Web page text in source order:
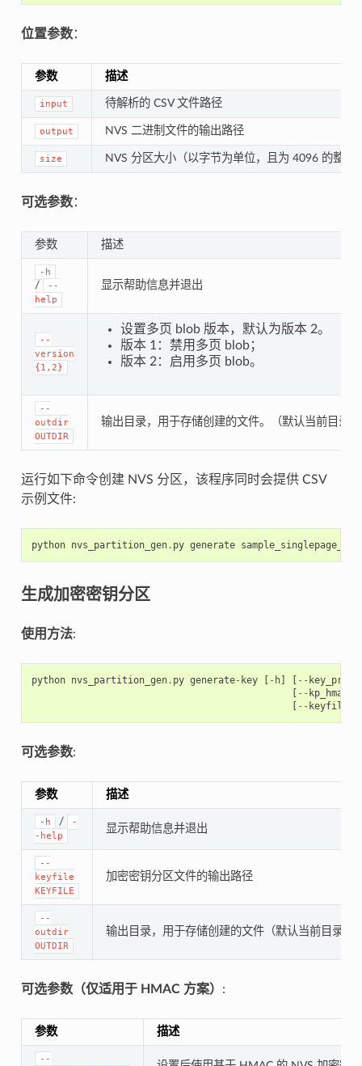
位置参数：
参数 描述
input 待解析的 CSV 文件路径
output NVS 二进制文件的输出路径
size NVS 分区大小（以字节为单位，且为 4096 的整数
可选参数：
参数 描述
-h
/
--
help
显示帮助信息并退出
--
version
{1,2}
设置多页 blob 版本，默认为版本 2。
版本 1：禁用多页 blob；
版本 2：启用多页 blob。
--
outdir
OUTDIR
输出目录，用于存储创建的文件。（默认当前目录）
运行如下命令创建 NVS 分区，该程序同时会提供 CSV
示例文件:
python nvs_partition_gen. py generate
生成加密密钥分区
使用方法:
python nvs_partition_gen. py generate- key [ - h] [ --
[ --
[ -- keyfile
可选参数:
参数 描述
-h /
-
-help
显示帮助信息并退出
--
keyfile
KEYFILE
加密密钥分区文件的输出路径
--
outdir
OUTDIR
输出目录，用于存储创建的文件（默认当前目录）
可选参数（仅适用于 HMAC 方案） :
参数 描述
--